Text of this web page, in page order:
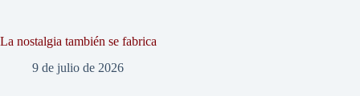
La nostalgia también se fabrica
9 de julio de 2026